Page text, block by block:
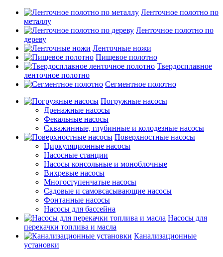
Ленточное полотно по
металлу
Ленточное полотно по
дереву
Ленточные ножи
Пищевое полотно
Твердосплавное
ленточное полотно
Сегментное полотно
Погружные насосы
Дренажные насосы
Фекальные насосы
Скважинные, глубинные и колодезные насосы
Поверхностные насосы
Циркуляционные насосы
Насосные станции
Насосы консольные и моноблочные
Вихревые насосы
Многоступенчатые насосы
Садовые и самовсасывающие насосы
Фонтанные насосы
Насосы для бассейна
Насосы для
перекачки топлива и масла
Канализационные
установки